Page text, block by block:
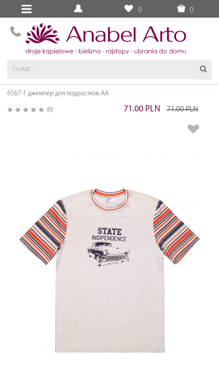
0 0
6567-1 джемпер для подростков AA
(0) 71.00 PLN 71.00 PLN